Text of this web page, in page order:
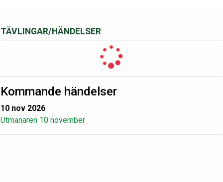
TÄVLINGAR/HÄNDELSER
Kommande händelser
10 nov 2026
Utmanaren 10 november